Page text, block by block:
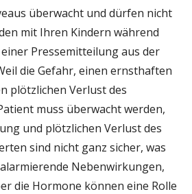
überwacht und dürfen nicht
mit Ihren Kindern während
Pressemitteilung aus der
die Gefahr, einen ernsthaften
plötzlichen Verlust des
muss überwacht werden,
und plötzlichen Verlust des
sind nicht ganz sicher, was
Nebenwirkungen,
die Hormone können eine Rolle